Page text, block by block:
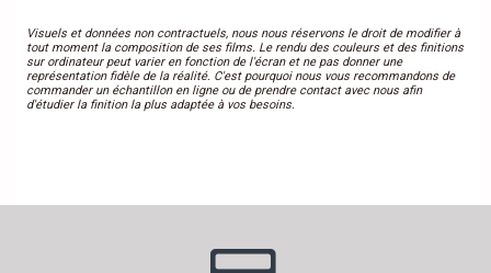
Visuels et données non contractuels, nous nous réservons le droit de modifier à
tout moment la composition de ses films. Le rendu des couleurs et des finitions
sur ordinateur peut varier en fonction de l'écran et ne pas donner une
représentation fidèle de la réalité. C'est pourquoi nous vous recommandons de
commander un échantillon en ligne ou de prendre contact avec nous afin
d'étudier la finition la plus adaptée à vos besoins.